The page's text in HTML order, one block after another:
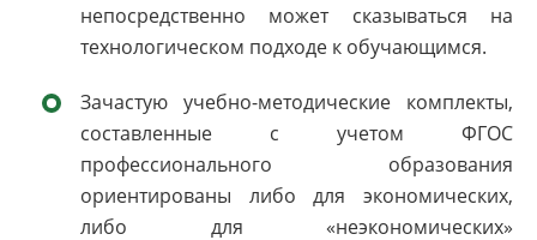
непосредственно может сказываться на
технологическом подходе к обучающимся.
Зачастую учебно-методические комплекты,
составленные с учетом ФГОС
профессионального образования
ориентированы либо для экономических,
либо для «неэкономических»